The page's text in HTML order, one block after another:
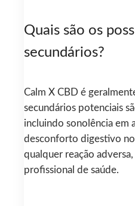
Quais são os
secundários?
Calm X CBD é
secundários potenciais
incluindo sonolência em
desconforto digestivo
qualquer reação
profissional de saúde.